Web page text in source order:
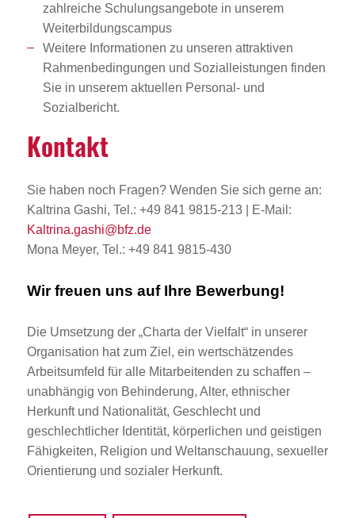
zahlreiche Schulungsangebote in unserem
Weiterbildungscampus
Weitere Informationen zu unseren attraktiven
Rahmenbedingungen und Sozialleistungen finden
Sie in unserem aktuellen Personal- und
Sozialbericht.
Kontakt
Sie haben noch Fragen? Wenden Sie sich gerne an:
Kaltrina Gashi, Tel.: +49 841 9815-213 | E-Mail:
Kaltrina.gashi@bfz.de
Mona Meyer, Tel.: +49 841 9815-430
Wir freuen uns auf Ihre Bewerbung!
Die Umsetzung der „Charta der Vielfalt“ in unserer
Organisation hat zum Ziel, ein wertschätzendes
Arbeitsumfeld für alle Mitarbeitenden zu schaffen –
unabhängig von Behinderung, Alter, ethnischer
Herkunft und Nationalität, Geschlecht und
geschlechtlicher Identität, körperlichen und geistigen
Fähigkeiten, Religion und Weltanschauung, sexueller
Orientierung und sozialer Herkunft.